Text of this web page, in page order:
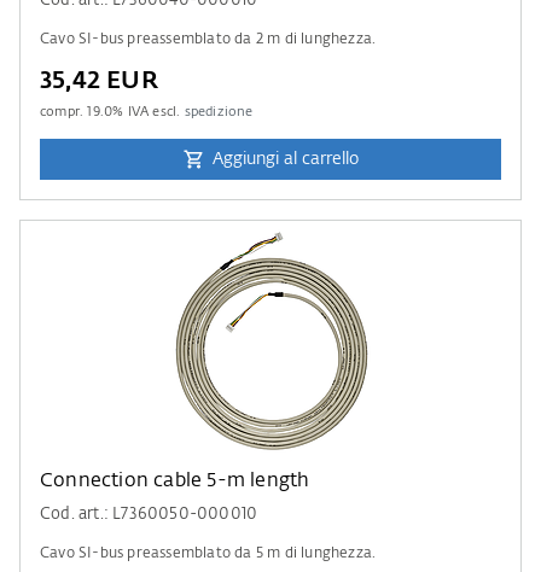
Cavo SI-bus preassemblato da 2 m di lunghezza.
35,42 EUR
compr.19.0% IVA escl. spedizione
Aggiungi al carrello
Connection cable 5-m length
Cod. art.: L7360050-000010
Cavo SI-bus preassemblato da 5 m di lunghezza.